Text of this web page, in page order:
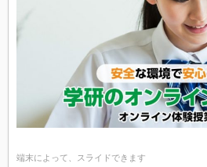
端末によって、スライドできます